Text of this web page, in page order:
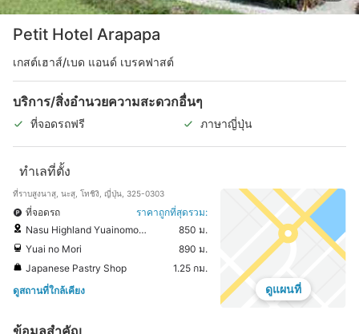
Petit Hotel Arapapa
เกสต์เฮาส์/เบด แอนด์ เบรคฟาสต์
บริการ/สิ่งอำนวยความสะดวกอื่นๆ
ที่จอดรถฟรี ภาษาญี่ปุ่น
ทำเลที่ตั้ง
ที่ราบสูงนาสุ, นะสุ, โทชิงิ, ญี่ปุ่น, 325-0303
ที่จอดรถ
ราคาถูกที่สุดรวม:
Nasu Highland Yuainomori Rest Area
850 ม.
Yuai no Mori
890 ม.
Japanese Pastry Shop
1.25 กม.
ดูสถานที่ใกล้เคียง
ดูแผนที่